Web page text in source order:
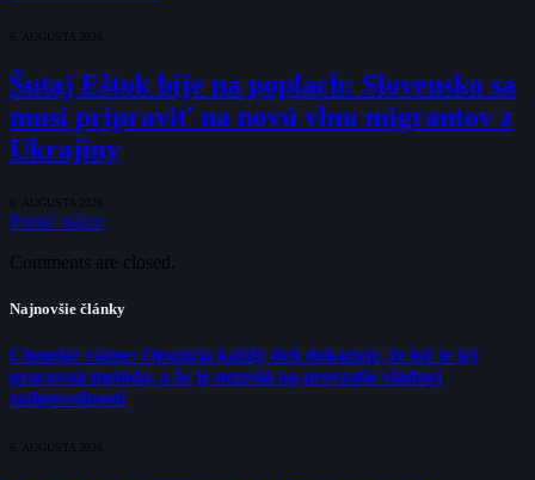
6. AUGUSTA 2026
Šutaj Eštok bije na poplach: Slovensko sa
musí pripraviť na novú vlnu migrantov z
Ukrajiny
6. AUGUSTA 2026
Pridať názor
Comments are closed.
Najnovšie články
Chmelár rázne: Opozícia každý deň dokazuje, že lož je jej
pracovná metóda, a že je nezrelá na prevzatie vládnej
zodpovednosti
6. AUGUSTA 2026